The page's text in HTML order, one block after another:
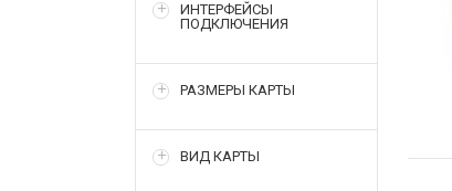
ИНТЕРФЕЙСЫ
ПОДКЛЮЧЕНИЯ
РАЗМЕРЫ КАРТЫ
ВИД КАРТЫ